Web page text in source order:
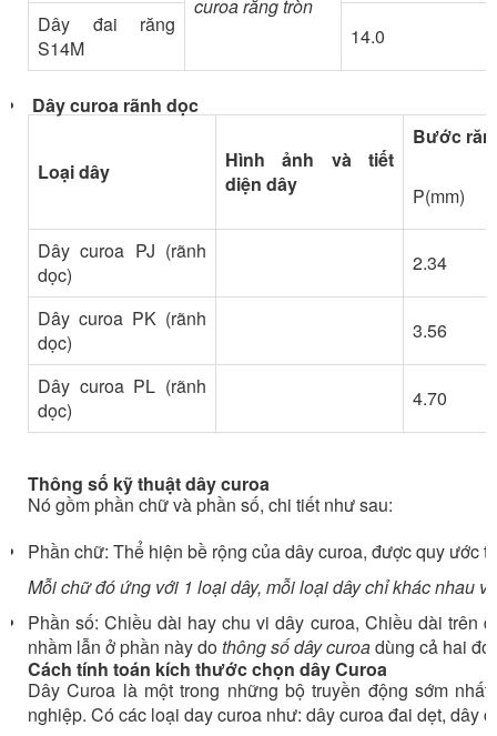
curoa răng tròn
Dây đai răng
S14M
14.0
Dây curoa rãnh dọc
Loại dây
Hình ảnh và tiết
diện dây
Bước
P(mm)
Dây curoa PJ (rãnh
dọc)
2.34
Dây curoa PK (rãnh
dọc)
3.56
Dây curoa PL (rãnh
dọc)
4.70
Thông số kỹ thuật dây curoa
Nó gồm phần chữ và phần số, chi tiết như sau:
Phần chữ: Thể hiện bề rộng của dây curoa, được quy ước
Mỗi chữ đó ứng với 1 loại dây, mỗi loại dây chỉ khác nhau
Phần số: Chiều dài hay chu vi dây curoa, Chiều dài trên
nhầm lẫn ở phần này dothông số dây curoadùng cả hai
Cách tính toán kích thước chọn dây Curoa
Dây Curoa là một trong những bộ truyền động sớm
nghiệp. Có các loại day curoa như: dây curoa đai dẹt, dây